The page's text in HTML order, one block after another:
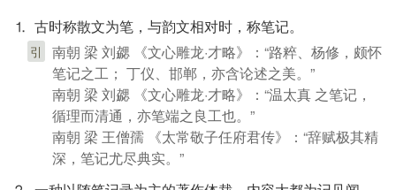
⒈ 古时称散文为笔，与韵文相对时，称笔记。
引
南朝 梁 刘勰 《文心雕龙·才略》：“路粹、杨修，颇怀
笔记之工； 丁仪、邯郸，亦含论述之美。”
南朝 梁 刘勰 《文心雕龙·才略》：“温太真 之笔记，
循理而清通，亦笔端之良工也。”
南朝 梁 王僧孺 《太常敬子任府君传》：“辞赋极其精
深，笔记尤尽典实。”